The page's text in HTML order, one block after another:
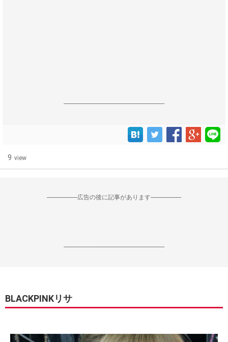
------------------------------------------------------------------
9 view
--------------------広告の後に記事があります--------------------
------------------------------------------------------------------
BLACKPINKリサ